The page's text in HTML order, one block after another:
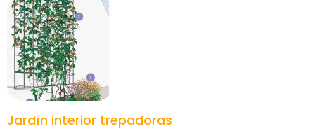
Jardín interior trepadoras